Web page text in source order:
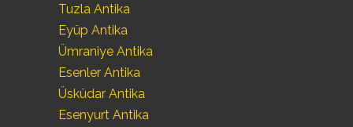
Tuzla Antika
Eyüp Antika
Ümraniye Antika
Esenler Antika
Üsküdar Antika
Esenyurt Antika